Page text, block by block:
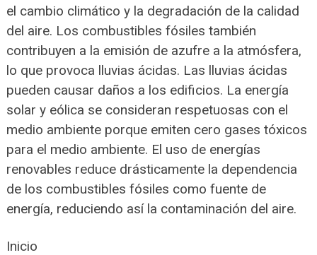
el cambio climático y la degradación de la calidad
del aire. Los combustibles fósiles también
contribuyen a la emisión de azufre a la atmósfera,
lo que provoca lluvias ácidas. Las lluvias ácidas
pueden causar daños a los edificios. La energía
solar y eólica se consideran respetuosas con el
medio ambiente porque emiten cero gases tóxicos
para el medio ambiente. El uso de energías
renovables reduce drásticamente la dependencia
de los combustibles fósiles como fuente de
energía, reduciendo así la contaminación del aire.
Inicio